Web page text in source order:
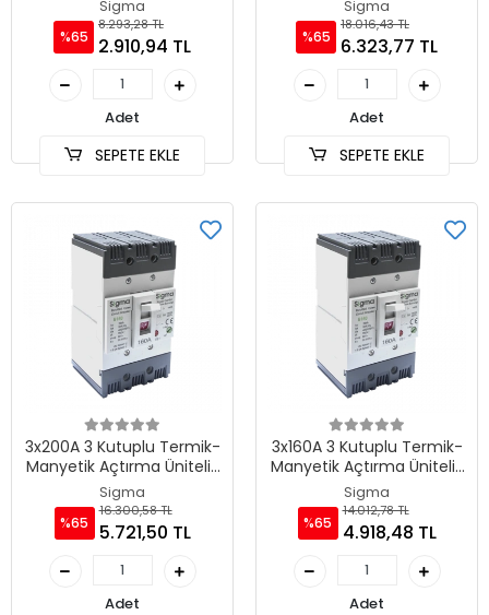
Sigma
%65
8.293,28 TL
2.910,94 TL
Adet
SEPETE EKLE
Sigma
%65
18.016,43 TL
6.323,77 TL
Adet
SEPETE EKLE
3x200A 3 Kutuplu Termik-
Manyetik Açtırma Üniteli ,
Ayarlı Tip AG Devre Kesici
Sigma
%65
16.300,58 TL
5.721,50 TL
Adet
3x160A 3 Kutuplu Termik-
Manyetik Açtırma Üniteli ,
Ayarlı Tip AG Devre Kesici
Sigma
%65
14.012,78 TL
4.918,48 TL
Adet